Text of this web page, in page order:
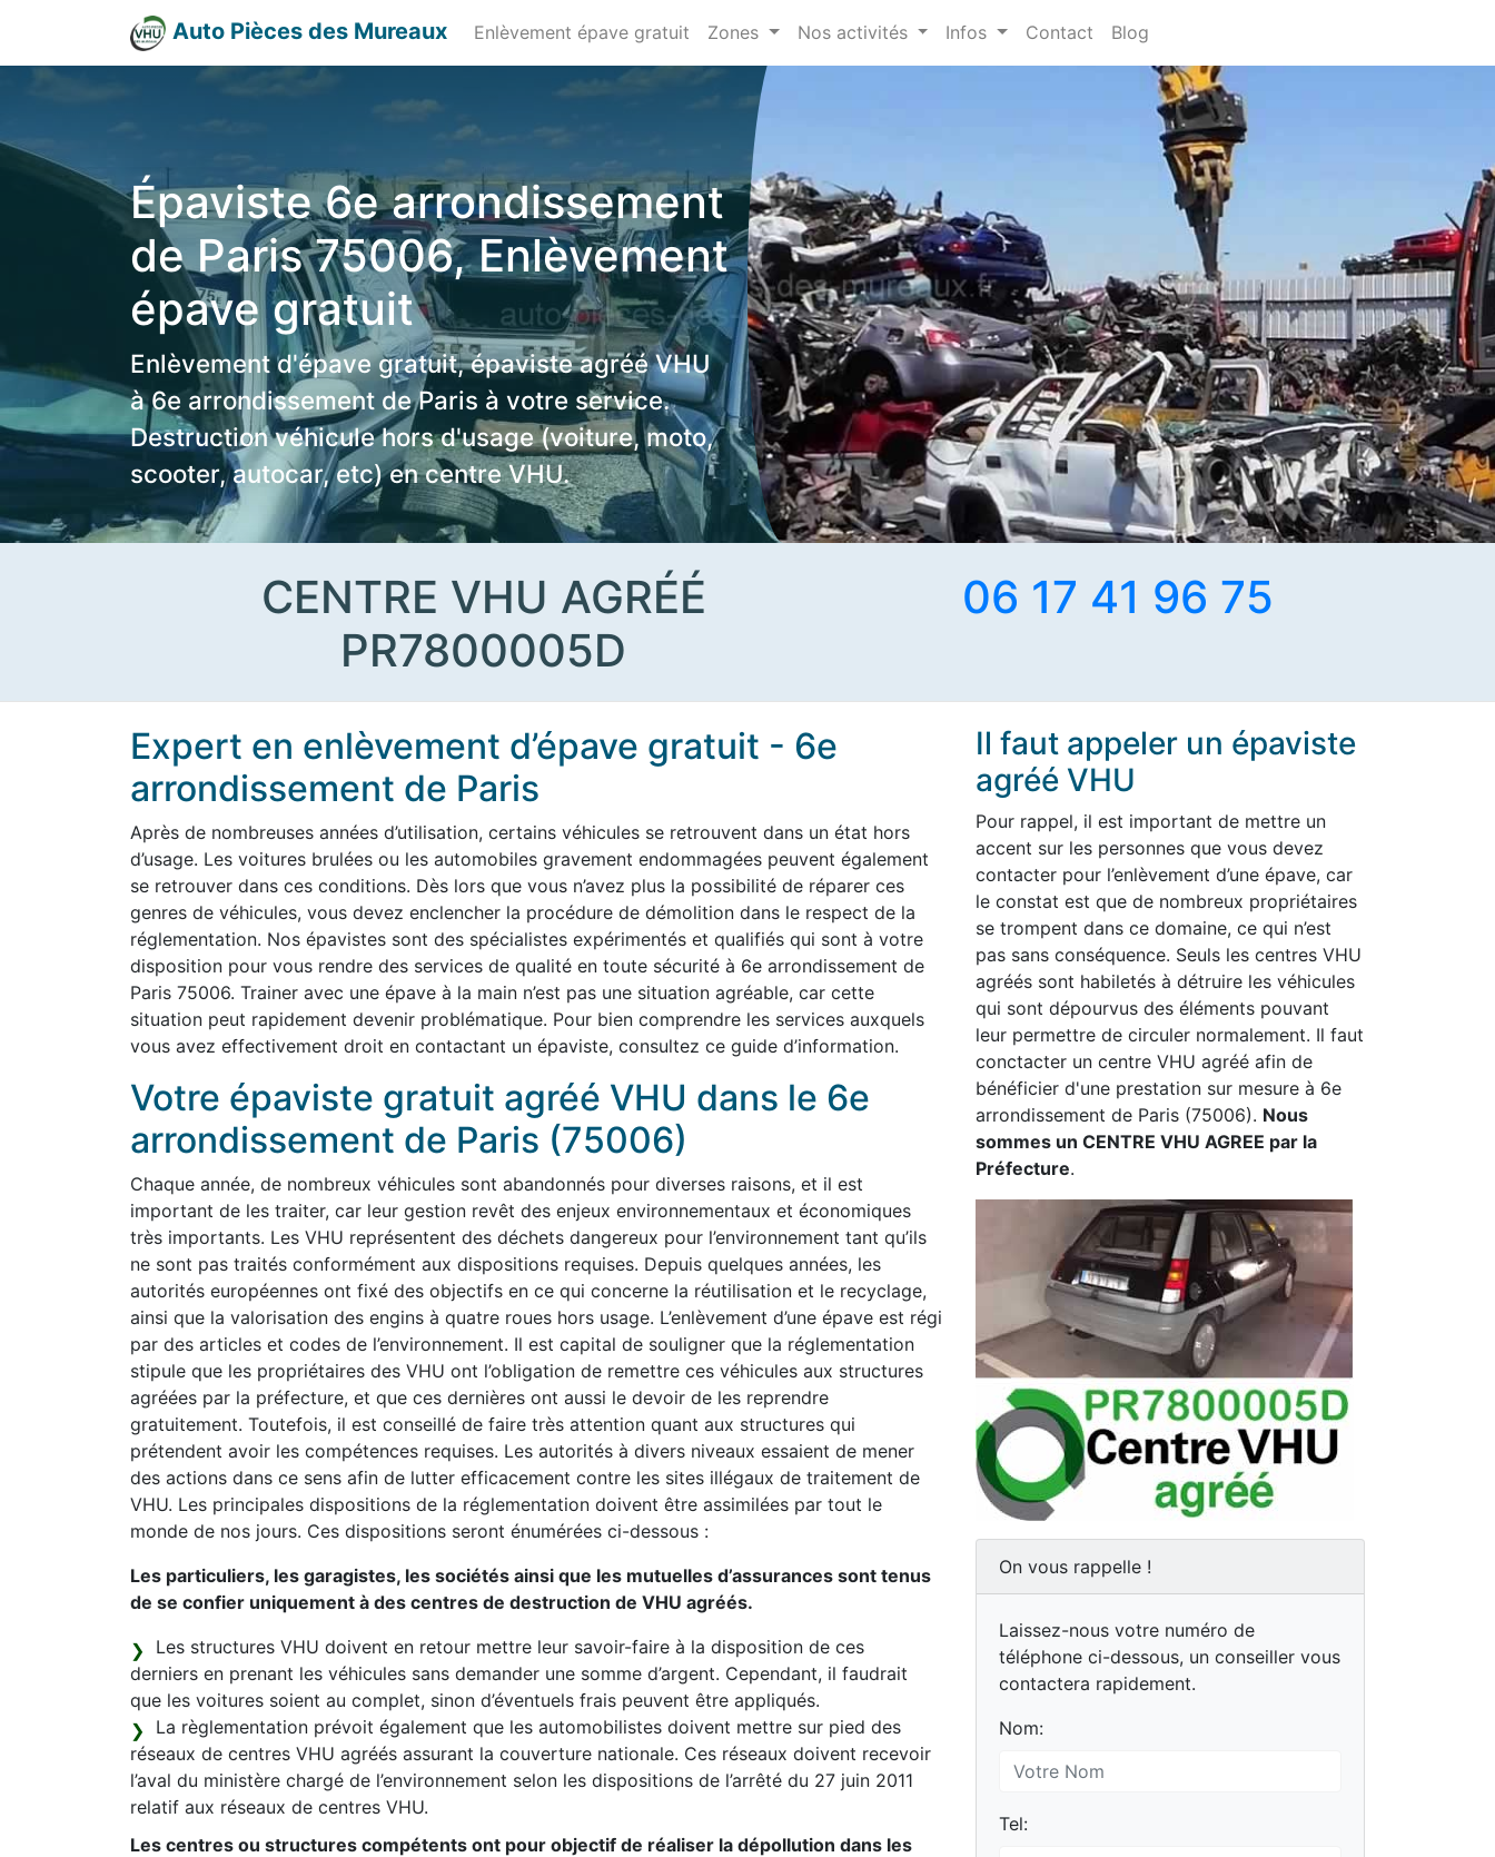
Auto Pièces des Mureaux Enlèvement épave gratuit Zones Nos activités Infos Contact Blog
Épaviste 6e arrondissement
de Paris 75006, Enlèvement
épave gratuit
Enlèvement d'épave gratuit, épaviste agréé VHU
à 6e arrondissement de Paris à votre service.
Destruction véhicule hors d'usage (voiture, moto,
scooter, autocar, etc) en centre VHU.
CENTRE VHU AGRÉÉ
PR7800005D
06 17 41 96 75
Expert en enlèvement d’épave gratuit - 6e
arrondissement de Paris
Après de nombreuses années d’utilisation, certains véhicules se retrouvent dans un état hors
d’usage. Les voitures brulées ou les automobiles gravement endommagées peuvent également
se retrouver dans ces conditions. Dès lors que vous n’avez plus la possibilité de réparer ces
genres de véhicules, vous devez enclencher la procédure de démolition dans le respect de la
réglementation. Nos épavistes sont des spécialistes expérimentés et qualifiés qui sont à votre
disposition pour vous rendre des services de qualité en toute sécurité à 6e arrondissement de
Paris 75006. Trainer avec une épave à la main n’est pas une situation agréable, car cette
situation peut rapidement devenir problématique. Pour bien comprendre les services auxquels
vous avez effectivement droit en contactant un épaviste, consultez ce guide d’information.
Votre épaviste gratuit agréé VHU dans le 6e
arrondissement de Paris (75006)
Chaque année, de nombreux véhicules sont abandonnés pour diverses raisons, et il est
important de les traiter, car leur gestion revêt des enjeux environnementaux et économiques
très importants. Les VHU représentent des déchets dangereux pour l’environnement tant qu’ils
ne sont pas traités conformément aux dispositions requises. Depuis quelques années, les
autorités européennes ont fixé des objectifs en ce qui concerne la réutilisation et le recyclage,
ainsi que la valorisation des engins à quatre roues hors usage. L’enlèvement d’une épave est régi
par des articles et codes de l’environnement. Il est capital de souligner que la réglementation
stipule que les propriétaires des VHU ont l’obligation de remettre ces véhicules aux structures
agréées par la préfecture, et que ces dernières ont aussi le devoir de les reprendre
gratuitement. Toutefois, il est conseillé de faire très attention quant aux structures qui
prétendent avoir les compétences requises. Les autorités à divers niveaux essaient de mener
des actions dans ce sens afin de lutter efficacement contre les sites illégaux de traitement de
VHU. Les principales dispositions de la réglementation doivent être assimilées par tout le
monde de nos jours. Ces dispositions seront énumérées ci-dessous :
Les particuliers, les garagistes, les sociétés ainsi que les mutuelles d’assurances sont tenus
de se confier uniquement à des centres de destruction de VHU agréés.
Les structures VHU doivent en retour mettre leur savoir-faire à la disposition de ces
derniers en prenant les véhicules sans demander une somme d’argent. Cependant, il faudrait
que les voitures soient au complet, sinon d’éventuels frais peuvent être appliqués.
La règlementation prévoit également que les automobilistes doivent mettre sur pied des
réseaux de centres VHU agréés assurant la couverture nationale. Ces réseaux doivent recevoir
l’aval du ministère chargé de l’environnement selon les dispositions de l’arrêté du 27 juin 2011
relatif aux réseaux de centres VHU.
Les centres ou structures compétents ont pour objectif de réaliser la dépollution dans les
Il faut appeler un épaviste
agréé VHU
Pour rappel, il est important de mettre un
accent sur les personnes que vous devez
contacter pour l’enlèvement d’une épave, car
le constat est que de nombreux propriétaires
se trompent dans ce domaine, ce qui n’est
pas sans conséquence. Seuls les centres VHU
agréés sont habiletés à détruire les véhicules
qui sont dépourvus des éléments pouvant
leur permettre de circuler normalement. Il faut
conctacter un centre VHU agréé afin de
bénéficier d'une prestation sur mesure à 6e
arrondissement de Paris (75006). Nous
sommes un CENTRE VHU AGREE par la
Préfecture.
On vous rappelle !
Laissez-nous votre numéro de
téléphone ci-dessous, un conseiller vous
contactera rapidement.
Nom:
Tel: